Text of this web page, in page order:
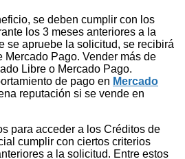
se deben cumplir con los
los 3 meses anteriores a la
se apruebe la solicitud, se recibirá
Mercado Pago. Vender más de
Libre o Mercado Pago.
de pago en Mercado
reputación si se vende en
para acceder a los Créditos de
cumplir con ciertos criterios
a la solicitud. Entre estos